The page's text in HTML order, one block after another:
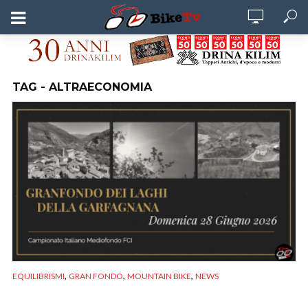
TAG - ALTRAECONOMIA
EQUILIBRISMI, GRAN FONDO, MOUNTAIN BIKE, NEWS